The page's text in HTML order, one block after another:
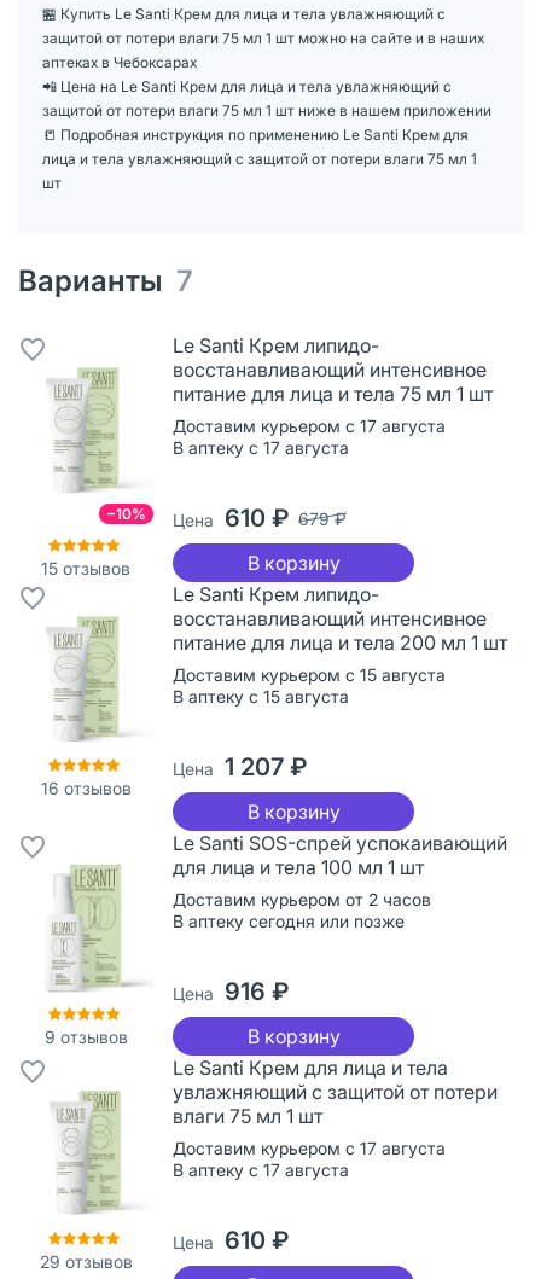
🏪 Купить Le Santi Крем для лица и тела увлажняющий с
защитой от потери влаги 75 мл 1 шт можно на сайте и в наших
аптеках в Чебоксарах
📲 Цена на Le Santi Крем для лица и тела увлажняющий с
защитой от потери влаги 75 мл 1 шт ниже в нашем приложении
📒 Подробная инструкция по применению Le Santi Крем для
лица и тела увлажняющий с защитой от потери влаги 75 мл 1
шт
Варианты 7
−10%
15 отзывов
Le Santi Крем липидо-
восстанавливающий интенсивное
питание для лица и тела 75 мл 1 шт
Доставим курьером с 17 августа
В аптеку с 17 августа
Цена 610 ₽ 679 ₽
В корзину
16 отзывов
Le Santi Крем липидо-
восстанавливающий интенсивное
питание для лица и тела 200 мл 1 шт
Доставим курьером с 15 августа
В аптеку с 15 августа
Цена 1 207 ₽
В корзину
9 отзывов
Le Santi SOS-спрей успокаивающий
для лица и тела 100 мл 1 шт
Доставим курьером от 2 часов
В аптеку сегодня или позже
Цена 916 ₽
В корзину
29 отзывов
Le Santi Крем для лица и тела
увлажняющий с защитой от потери
влаги 75 мл 1 шт
Доставим курьером с 17 августа
В аптеку с 17 августа
Цена 610 ₽